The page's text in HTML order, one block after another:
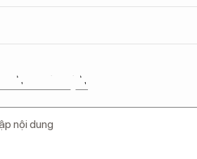
CỦA BẠN